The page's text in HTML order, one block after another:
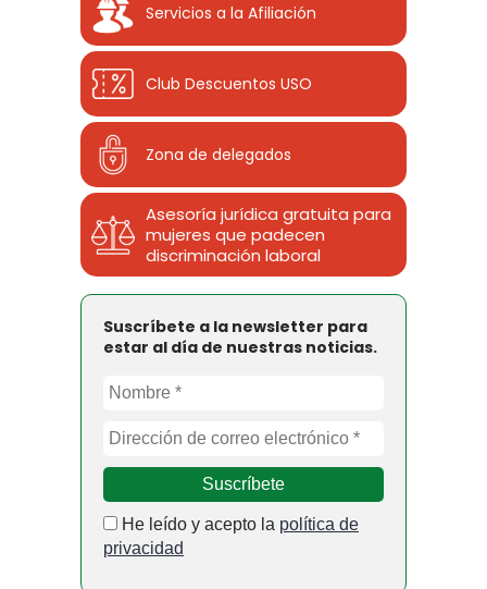
Servicios a la Afiliación
Club Descuentos USO
Zona de delegados
Asesoría jurídica gratuita para
mujeres que padecen
discriminación laboral
Suscríbete a la newsletter para
estar al día de nuestras noticias.
He leído y acepto la política de
privacidad